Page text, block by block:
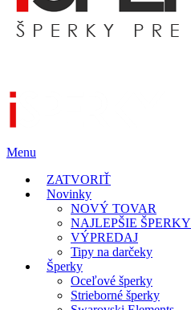
Menu
ZATVORIŤ
Novinky
NOVÝ TOVAR
NAJLEPŠIE ŠPERKY
VÝPREDAJ
Tipy na darčeky
Šperky
Oceľové šperky
Strieborné šperky